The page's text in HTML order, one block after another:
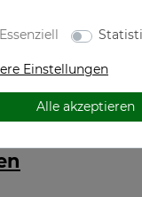
qualitativ
268c,
Essenziell
Einstellungen
Alle akzeptieren